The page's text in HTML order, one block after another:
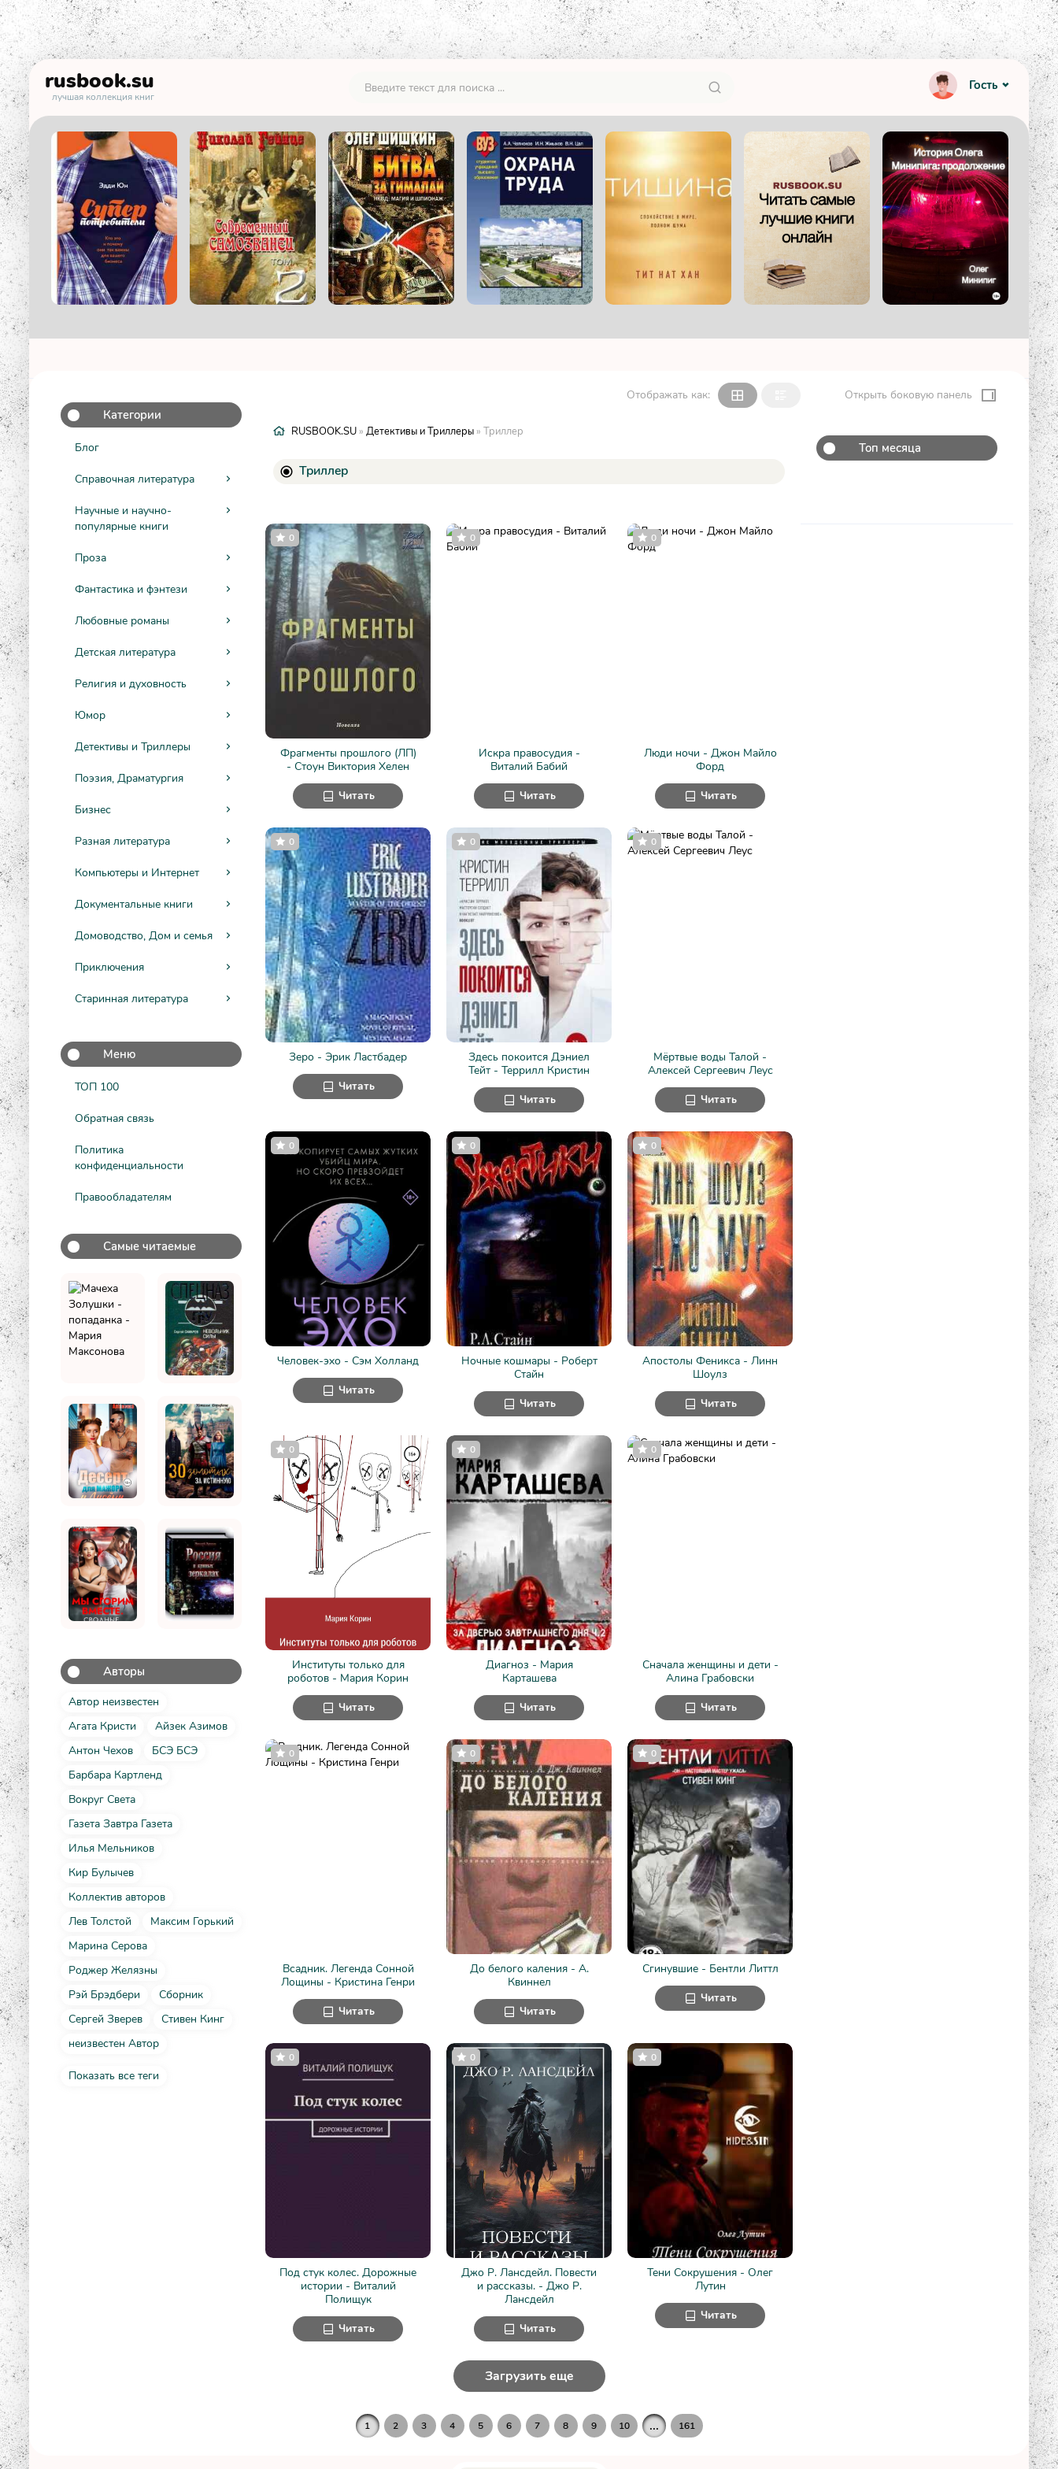
rusbook.su
лучшая коллекция книг
Гость
Категории
Блог
Справочная литература
Научные и научно-
популярные книги
Проза
Фантастика и фэнтези
Любовные романы
Детская литература
Религия и духовность
Юмор
Детективы и Триллеры
Поэзия, Драматургия
Бизнес
Разная литература
Компьютеры и Интернет
Документальные книги
Домоводство, Дом и семья
Приключения
Старинная литература
Меню
ТОП 100
Обратная связь
Политика
конфиденциальности
Правообладателям
Самые читаемые
Авторы
Автор неизвестен
Агата Кристи
Айзек Азимов
Антон Чехов
БСЭ БСЭ
Барбара Картленд
Вокруг Света
Газета Завтра Газета
Илья Мельников
Кир Булычев
Коллектив авторов
Лев Толстой
Максим Горький
Марина Серова
Роджер Желязны
Рэй Брэдбери
Сборник
Сергей Зверев
Стивен Кинг
неизвестен Автор
Показать все теги
Отображать как:
RUSBOOK.SU » Детективы и Триллеры » Триллер
Триллер
Фрагменты прошлого (ЛП)
- Стоун Виктория Хелен
0
Читать
Искра правосудия -
Виталий Бабий
0
Читать
Люди ночи - Джон Майло
Форд
0
Читать
Зеро - Эрик Ластбадер
0
Читать
Здесь покоится Дэниел
Тейт - Террилл Кристин
0
Читать
Мёртвые воды Талой -
Алексей Сергеевич Леус
0
Читать
Человек-эхо - Сэм Холланд
0
Читать
Ночные кошмары - Роберт
Стайн
0
Читать
Апостолы Феникса - Линн
Шоулз
0
Читать
Институты только для
роботов - Мария Корин
0
Читать
Диагноз - Мария
Карташева
0
Читать
Сначала женщины и дети -
Алина Грабовски
0
Читать
Всадник. Легенда Сонной
Лощины - Кристина Генри
0
Читать
До белого каления - А.
Квиннел
0
Читать
Сгинувшие - Бентли Литтл
0
Читать
Под стук колес. Дорожные
истории - Виталий
Полищук
0
Читать
Джо Р. Лансдейл. Повести
и рассказы. - Джо Р.
Лансдейл
0
Читать
Тени Сокрушения - Олег
Лутин
0
Читать
Загрузить еще
1 2 3 4 5 6 7 8 9 10 ... 161
Открыть боковую панель
Топ месяца